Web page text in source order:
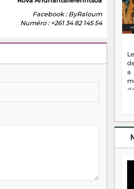
Facebook : ByRaloum
Numéro : +261 34 82 145 54
a